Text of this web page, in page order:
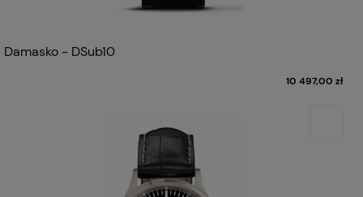
Damasko - DSub10
10 497,00 zł